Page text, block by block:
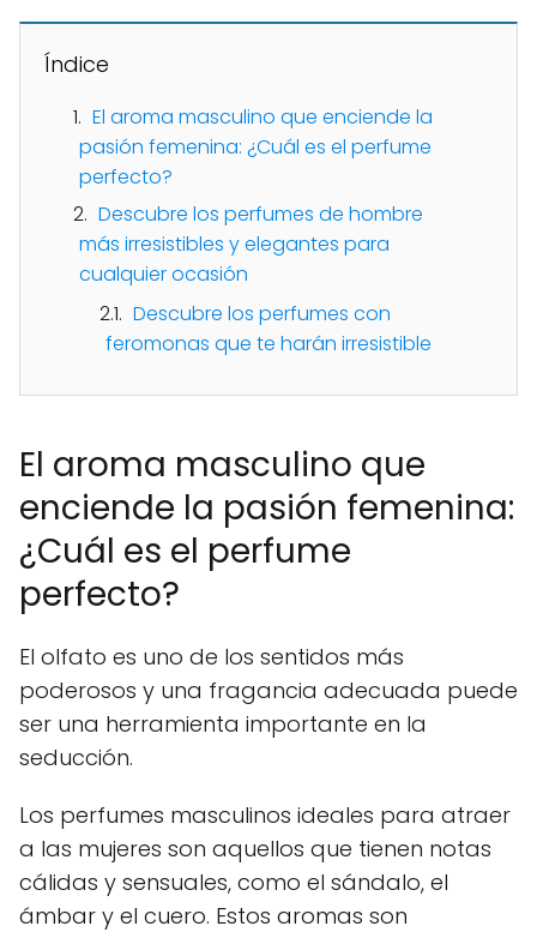
Índice
El aroma masculino que enciende la
pasión femenina: ¿Cuál es el perfume
perfecto?
Descubre los perfumes de hombre
más irresistibles y elegantes para
cualquier ocasión
Descubre los perfumes con
feromonas que te harán irresistible
El aroma masculino que
enciende la pasión femenina:
¿Cuál es el perfume
perfecto?
El olfato es uno de los sentidos más
poderosos y una fragancia adecuada puede
ser una herramienta importante en la
seducción.
Los perfumes masculinos ideales para atraer
a las mujeres son aquellos que tienen notas
cálidas y sensuales, como el sándalo, el
ámbar y el cuero. Estos aromas son